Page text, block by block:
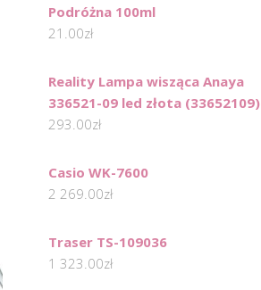
Podróżna 100ml
21.00zł
Reality Lampa wisząca Anaya
336521-09 led złota (33652109)
293.00zł
Casio WK-7600
2 269.00zł
Traser TS-109036
1 323.00zł